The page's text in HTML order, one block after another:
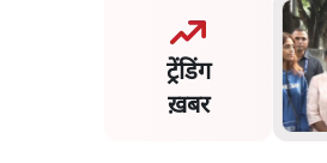
ट्रेंडिंग
ख़बर
प्रोटेस्ट- 'ताकतवर सरकार
पर आक्रामकता न दिखाए
जेन जी को सुने': SC